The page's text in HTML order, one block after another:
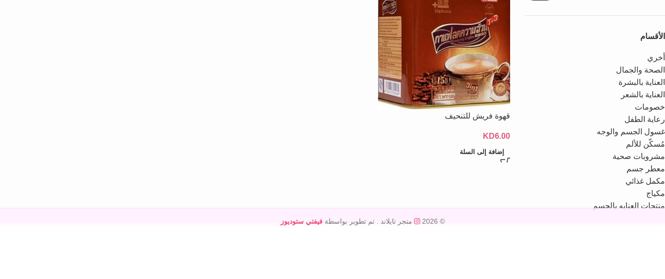
الأقسام
أخري
الصحة والجمال
العناية بالبشرة
العناية بالشعر
خصومات
رعاية الطفل
غسول الجسم والوجه
مُسكّن للألم
مشروبات صحية
معطر جسم
مكمل غذائي
مكياج
منتجات العنايه بالجسم
قهوة فريش للتنحيف
KD6.00
إضافة إلى السلة
© 2026 متجر تايلاند . تم تطوير بواسطة فيفتي ستوديوز